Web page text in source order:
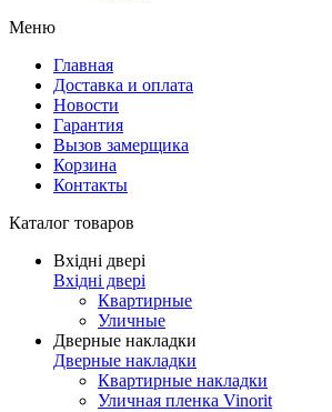
Меню
Главная
Доставка и оплата
Новости
Гарантия
Вызов замерщика
Корзина
Контакты
Каталог товаров
Вхідні двері
Вхідні двері
Квартирные
Уличные
Дверные накладки
Дверные накладки
Квартирные накладки
Уличная пленка Vinorit